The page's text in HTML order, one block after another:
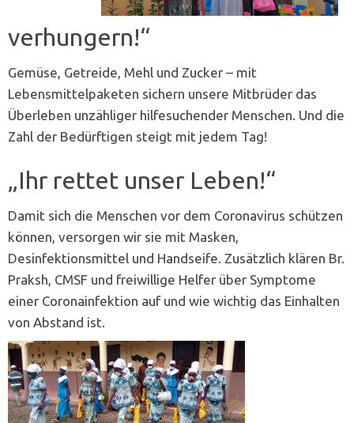
verhungern!“
Gemüse, Getreide, Mehl und Zucker – mit
Lebensmittelpaketen sichern unsere Mitbrüder das
Überleben unzähliger hilfesuchender Menschen. Und die
Zahl der Bedürftigen steigt mit jedem Tag!
„Ihr rettet unser Leben!“
Damit sich die Menschen vor dem Coronavirus schützen
können, versorgen wir sie mit Masken,
Desinfektionsmittel und Handseife. Zusätzlich klären Br.
Praksh, CMSF und freiwillige Helfer über Symptome
einer Coronainfektion auf und wie wichtig das Einhalten
von Abstand ist.